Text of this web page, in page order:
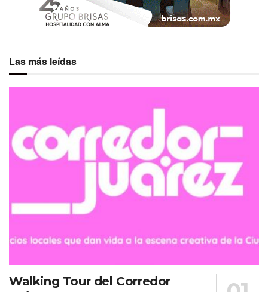
Las más leídas
Walking Tour del Corredor